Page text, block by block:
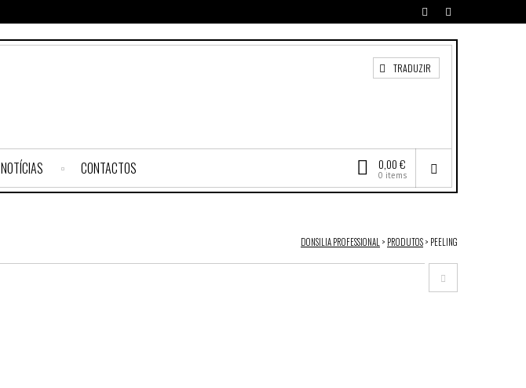
TRADUZIR
0,00 €
0 items
NOTÍCIAS CONTACTOS
DONSILIA PROFESSIONAL > PRODUTOS> PEELING